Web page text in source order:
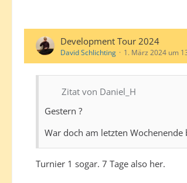
Development Tour 2024
David Schlichting 1. März 2024 um
Zitat von Daniel_H
Gestern ?
War doch am letzten
Turnier 1 sogar. 7 Tage also her.